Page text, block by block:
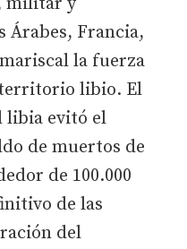
Árabes, Francia,
la fuerza
territorio libio. El
libia evitó el
de muertos de
de 100.000
de las
del